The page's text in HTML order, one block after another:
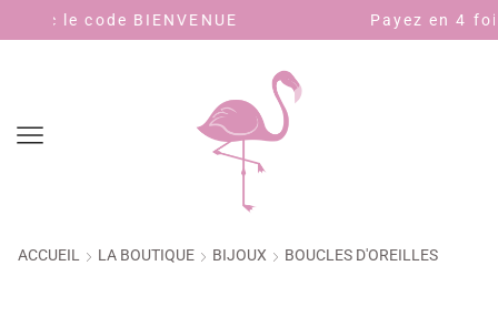
BIENVENUE Payez en 4 fois sans frais
ACCUEIL LA BOUTIQUE BIJOUX BOUCLES D'OREILLES